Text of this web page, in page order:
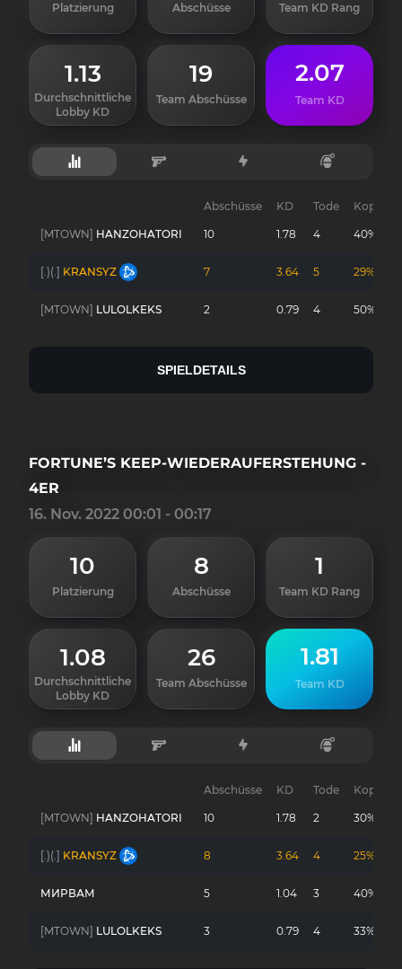
Platzierung Abschüsse Team KD Rang
1.13
Durchschnittliche
Lobby KD
19
Team Abschüsse
2.07
Team KD
Abschüsse KD Tode
[MTOWN] HANZOHATORI 10 1.78 4 40%
[.)(.] KRANSYZ 7 3.64 5 29%
[MTOWN] LULOLKEKS 2 0.79 4 50%
SPIELDETAILS
10
Platzierung
8
Abschüsse
1
Team KD Rang
1.08
Durchschnittliche
Lobby KD
26
Team Abschüsse
1.81
Team KD
FORTUNE’S KEEP-WIEDERAUFERSTEHUNG -
4ER
16. Nov. 2022 00:01 - 00:17
Abschüsse KD Tode
[MTOWN] HANZOHATORI 10 1.78 2 30%
[.)(.] KRANSYZ 8 3.64 4 25%
МИРВАМ 5 1.04 3 40%
[MTOWN] LULOLKEKS 3 0.79 4 33%